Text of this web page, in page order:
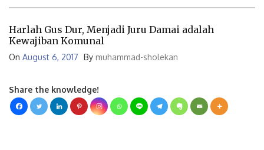
Harlah Gus Dur, Menjadi Juru Damai adalah
Kewajiban Komunal
On August 6, 2017 By muhammad-sholekan
Share the knowledge!